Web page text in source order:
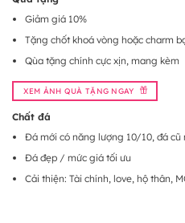
Giảm giá 10%
Tặng chốt khoá vòng hoặc charm
Qùa tặng chính cực xịn, mang kèm
XEM ẢNH QUÀ TẶNG NGAY
Chất đá
Đá mới có năng lượng 10/10, đá cũ
Đá đẹp / mức giá tối ưu
Cải thiện: Tài chính, love, hộ thân,